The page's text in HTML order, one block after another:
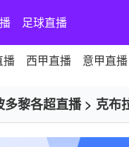
足球直播
播 西甲直播 意甲直播
多黎各超直播> 克布